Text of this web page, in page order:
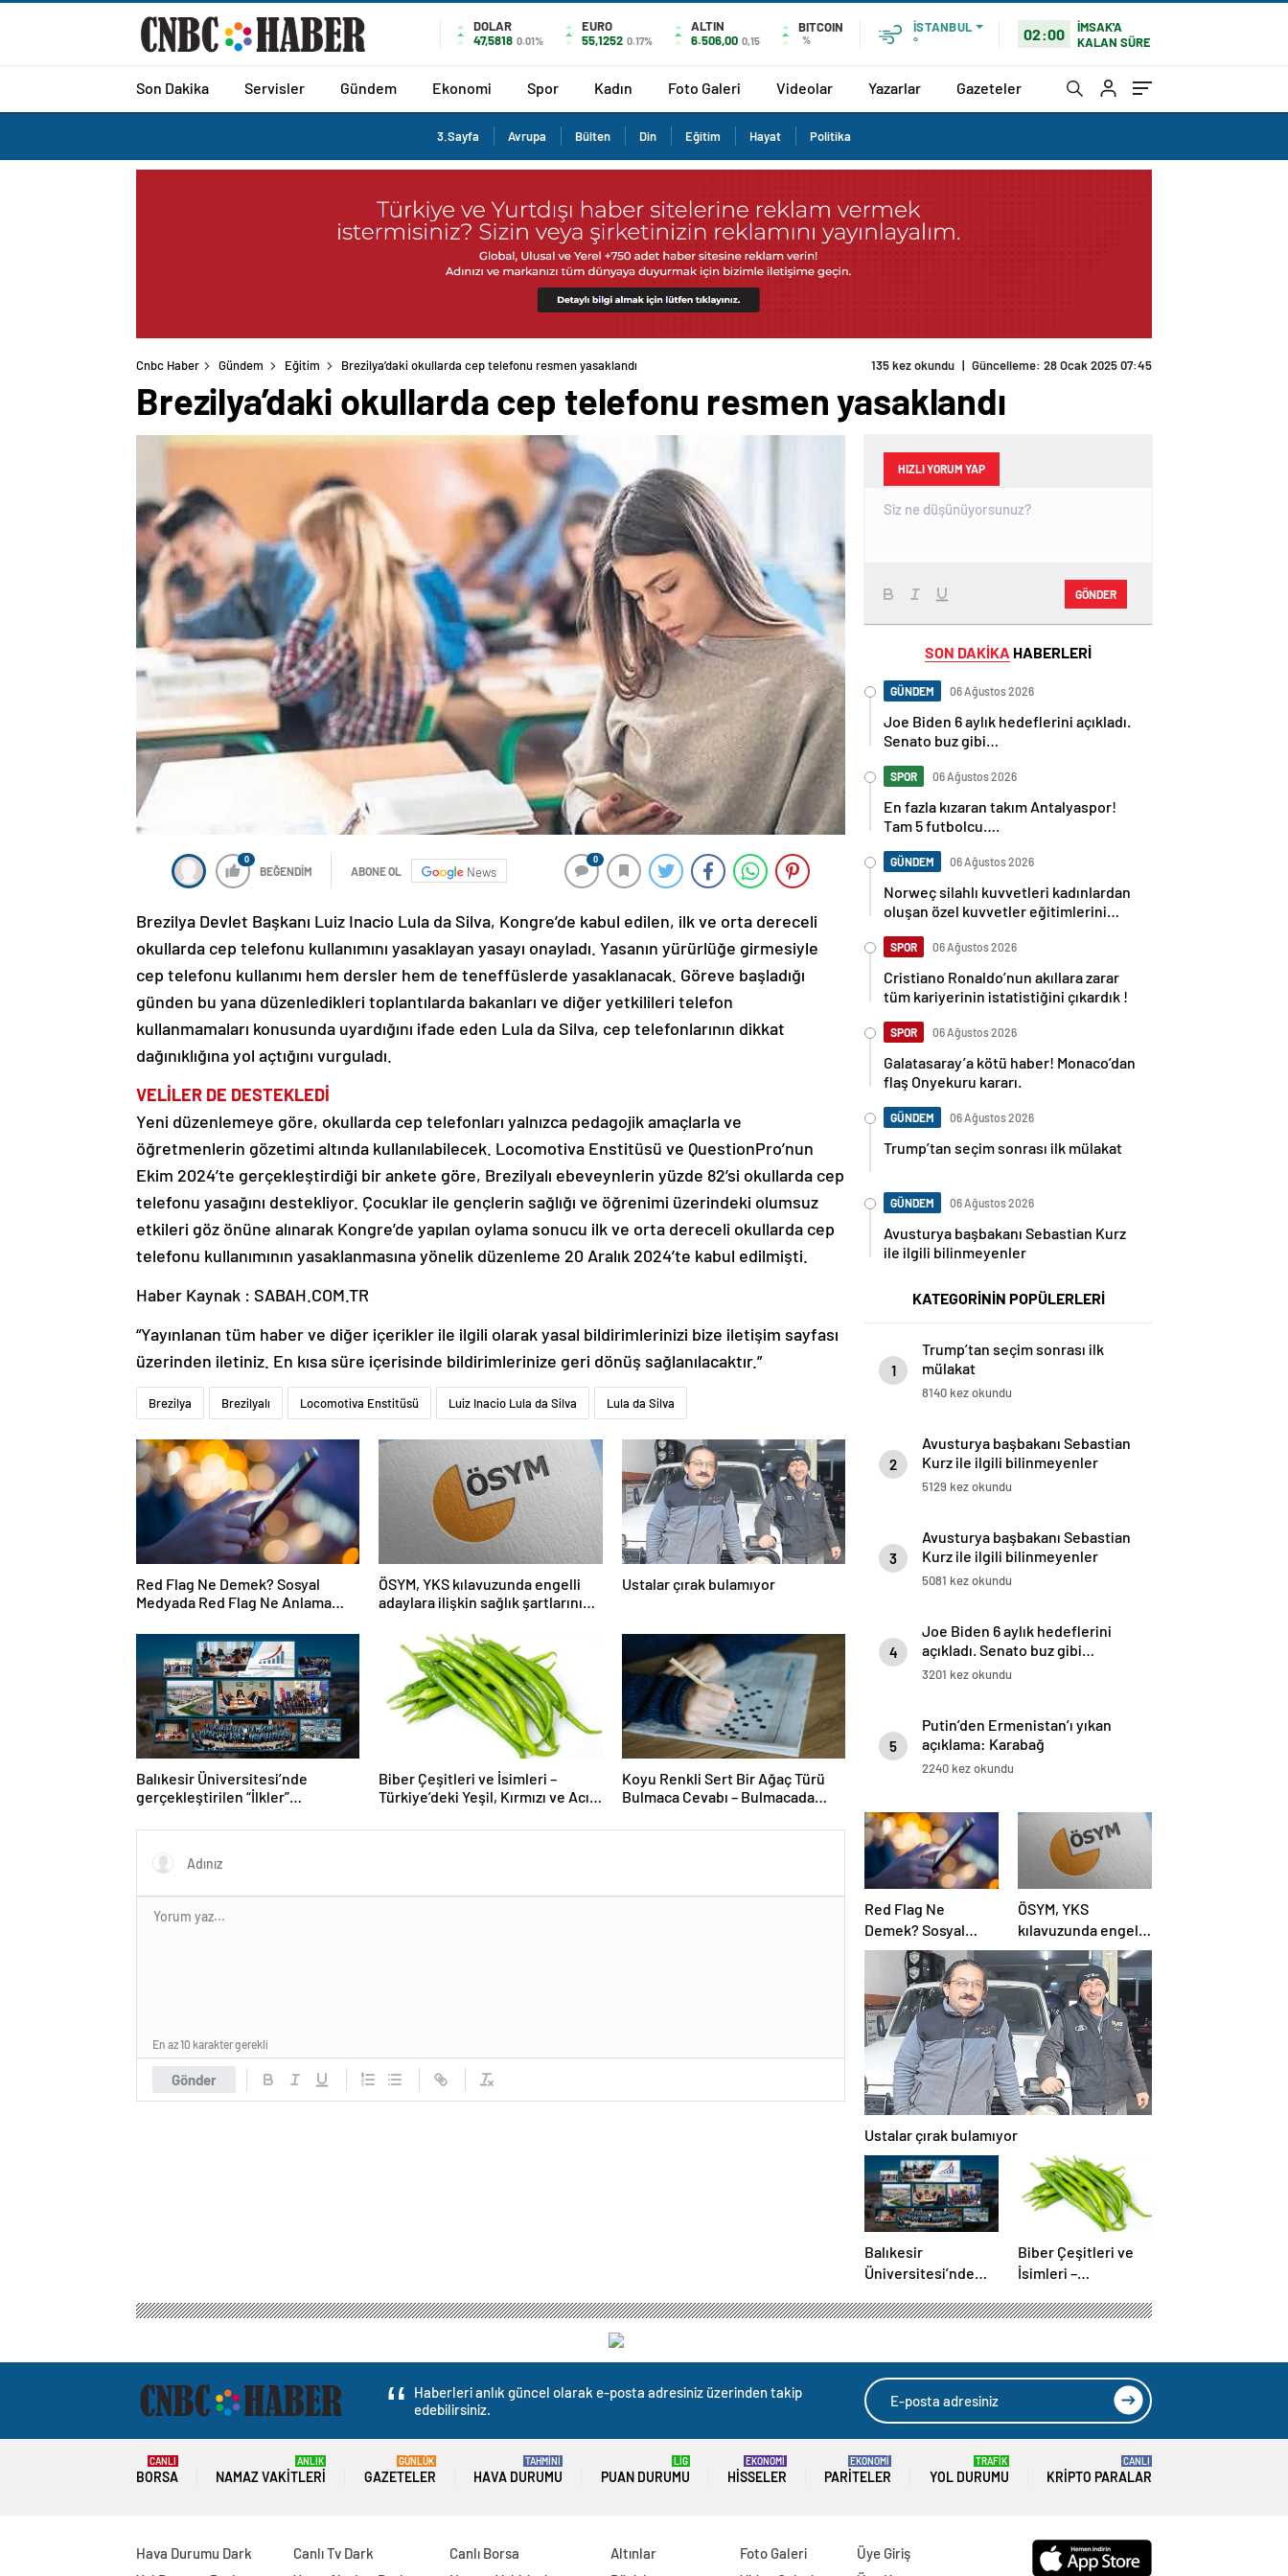
DOLAR
47,5818 0.01%
EURO
55,1252 0.17%
ALTIN
6.506,00 0,15
BITCOIN
%
İSTANBUL
°
02:00
İMSAK'A
KALAN SÜRE
Son Dakika Servisler Gündem Ekonomi Spor Kadın Foto Galeri Videolar Yazarlar Gazeteler
3.Sayfa Avrupa Bülten Din Eğitim Hayat Politika
Cnbc Haber Gündem Eğitim Brezilya’daki okullarda cep telefonu resmen yasaklandı 135 kez okundu | Güncelleme: 28 Ocak 2025 07:45
Brezilya’daki okullarda cep telefonu resmen yasaklandı
0
BEĞENDİM ABONE OL News
0
Brezilya Devlet Başkanı Luiz Inacio Lula da Silva, Kongre’de kabul edilen, ilk ve orta dereceli
okullarda cep telefonu kullanımını yasaklayan yasayı onayladı. Yasanın yürürlüğe girmesiyle
cep telefonu kullanımı hem dersler hem de teneffüslerde yasaklanacak. Göreve başladığı
günden bu yana düzenledikleri toplantılarda bakanları ve diğer yetkilileri telefon
kullanmamaları konusunda uyardığını ifade eden Lula da Silva, cep telefonlarının dikkat
dağınıklığına yol açtığını vurguladı.
VELİLER DE DESTEKLEDİ
Yeni düzenlemeye göre, okullarda cep telefonları yalnızca pedagojik amaçlarla ve
öğretmenlerin gözetimi altında kullanılabilecek. Locomotiva Enstitüsü ve QuestionPro’nun
Ekim 2024’te gerçekleştirdiği bir ankete göre, Brezilyalı ebeveynlerin yüzde 82’si okullarda cep
telefonu yasağını destekliyor. Çocuklar ile gençlerin sağlığı ve öğrenimi üzerindeki olumsuz
etkileri göz önüne alınarak Kongre’de yapılan oylama sonucu ilk ve orta dereceli okullarda cep
telefonu kullanımının yasaklanmasına yönelik düzenleme 20 Aralık 2024’te kabul edilmişti.
Haber Kaynak : SABAH.COM.TR
“Yayınlanan tüm haber ve diğer içerikler ile ilgili olarak yasal bildirimlerinizi bize iletişim sayfası
üzerinden iletiniz. En kısa süre içerisinde bildirimlerinize geri dönüş sağlanılacaktır.”
Brezilya Brezilyalı Locomotiva Enstitüsü Luiz Inacio Lula da Silva Lula da Silva
Red Flag Ne Demek? Sosyal
Medyada Red Flag Ne Anlama
ÖSYM, YKS kılavuzunda engelli
adaylara ilişkin sağlık şartlarını
Ustalar çırak bulamıyor
Balıkesir Üniversitesi’nde
gerçekleştirilen “İlkler”
şekillendiriyor
Biber Çeşitleri ve İsimleri –
Türkiye’deki Yeşil, Kırmızı ve Acı
Koyu Renkli Sert Bir Ağaç Türü
Bulmaca Cevabı – Bulmacada
Gönder
En az 10 karakter gerekli
HIZLI YORUM YAP
GÖNDER
SON DAKİKA HABERLERİ
GÜNDEM 06 Ağustos 2026
Joe Biden 6 aylık hedeflerini açıkladı.
Senato buz gibi…
SPOR 06 Ağustos 2026
En fazla kızaran takım Antalyaspor!
Tam 5 futbolcu….
GÜNDEM 06 Ağustos 2026
Norweç silahlı kuvvetleri kadınlardan
oluşan özel kuvvetler eğitimlerini
SPOR 06 Ağustos 2026
Cristiano Ronaldo’nun akıllara zarar
tüm kariyerinin istatistiğini çıkardık !
SPOR 06 Ağustos 2026
Galatasaray’a kötü haber! Monaco’dan
flaş Onyekuru kararı.
GÜNDEM 06 Ağustos 2026
Trump’tan seçim sonrası ilk mülakat
GÜNDEM 06 Ağustos 2026
Avusturya başbakanı Sebastian Kurz
ile ilgili bilinmeyenler
KATEGORİNİN POPÜLERLERİ
1
Trump’tan seçim sonrası ilk
mülakat
8140 kez okundu
2
Avusturya başbakanı Sebastian
Kurz ile ilgili bilinmeyenler
5129 kez okundu
3
Avusturya başbakanı Sebastian
Kurz ile ilgili bilinmeyenler
5081 kez okundu
4
Joe Biden 6 aylık hedeflerini
açıkladı. Senato buz gibi…
3201 kez okundu
5
Putin’den Ermenistan’ı yıkan
açıklama: Karabağ
Azerbaycan’ın ayrılmaz bir
2240 kez okundu
Red Flag Ne
Demek? Sosyal
Medyada Red Flag
Ne Anlama Gelir?
ÖSYM, YKS
kılavuzunda engelli
adaylara ilişkin
sağlık şartlarını
güncelledi
Ustalar çırak bulamıyor
Balıkesir
Üniversitesi’nde
“İlkler”
şekillendiriyor
Biber Çeşitleri ve
İsimleri –
Kırmızı ve Acı Biber
Haberleri anlık güncel olarak e-posta adresiniz üzerinden takip
edebilirsiniz.
BORSA
CANLI
NAMAZ VAKITLERI
ANLIK
GAZETELER
GÜNLÜK
HAVA DURUMU
TAHMİNİ
PUAN DURUMU
LİG
HISSELER
EKONOMİ
PARITELER
EKONOMİ
YOL DURUMU
TRAFİK
KRIPTO PARALAR
CANLI
Hava Durumu Dark
Canlı Tv Dark
Canlı Borsa
Altınlar
Foto Galeri
Üye Giriş